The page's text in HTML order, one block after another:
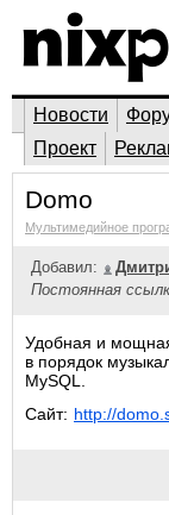
Новости
Проект
Domo
Мультимедийное
Добавил:
Постоянная
Удобная и
в порядок
MySQL.
Сайт: http://